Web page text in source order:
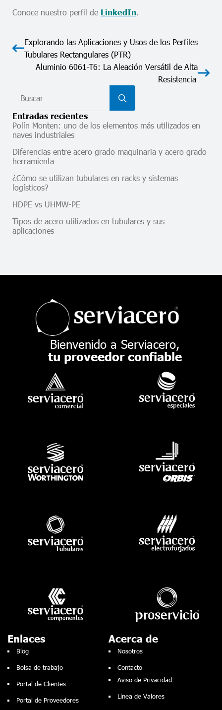
Conoce nuestro perfil de LinkedIn.
Explorando las Aplicaciones y Usos de los Perfiles
Tubulares Rectangulares (PTR)
Aluminio 6061-T6: La Aleación Versátil de Alta
Resistencia
Entradas recientes
Polín Monten: uno de los elementos más utilizados en
naves industriales
Diferencias entre acero grado maquinaria y acero grado
herramienta
¿Cómo se utilizan tubulares en racks y sistemas
logísticos?
HDPE vs UHMW-PE
Tipos de acero utilizados en tubulares y sus
aplicaciones
Bienvenido a Serviacero,
tu proveedor confiable
Enlaces
Blog
Bolsa de trabajo
Portal de Clientes
Portal de Proveedores
Acerca de
Nosotros
Contacto
Aviso de Privacidad
Línea de Valores